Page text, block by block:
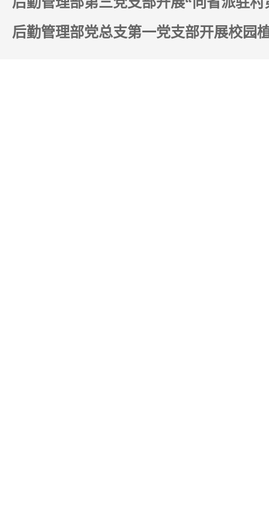
后勤管理部党总支第一党支部开展校园